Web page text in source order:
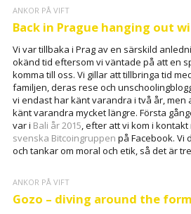
ANKOR PÅ VIFT
Back in Prague hanging out
Vi var tillbaka i Prag av en särskild
okänd tid eftersom vi väntade på att en
komma till oss. Vi gillar att tillbringa tid
familjen, deras rese och
vi endast har känt varandra i två år, men
känt varandra mycket längre. Första
var i Bali år 2015, efter att vi kom i
svenska Bitcoingruppen på Facebook. Vi
och tankar om moral och etik, så det är
ANKOR PÅ VIFT
Gozo – diving around the